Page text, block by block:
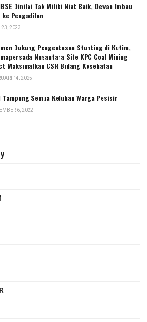
Dinilai Tak Miliki Niat Baik, Dewan Imbau
ke Pengadilan
2023
Dukung Pengentasan Stunting di Kutim,
Nusantara Site KPC Coal Mining
Maksimalkan CSR Bidang Kesehatan
14, 2025
Tampung Semua Keluhan Warga Pesisir
6, 2022